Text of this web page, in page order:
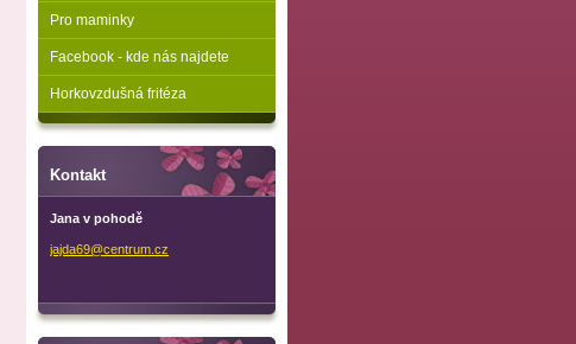
Pro maminky
Facebook - kde nás najdete
Horkovzdušná fritéza
Kontakt
Jana v pohodě
jajda69@centrum. cz